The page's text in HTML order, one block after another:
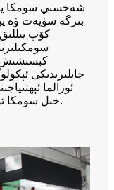
بىزگە سۈپەت ۋە
كۆپ
كېسىشىش
جايلىرىدىكى
ئورالما
خىل سومكا تۈرىنىڭ مۇندەرىجىسى بىلەن تەمىنلەيمىز.